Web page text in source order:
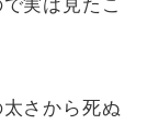
さから死ぬ